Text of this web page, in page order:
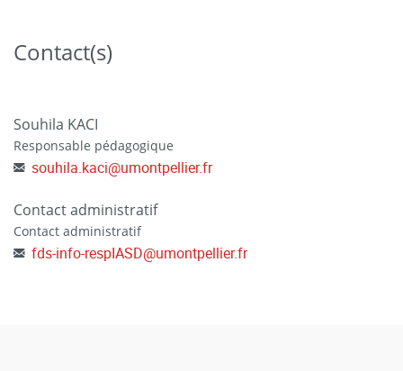
Contact(s)
Souhila KACI
Responsable pédagogique
souhila.kaci@umontpellier.fr
Contact administratif
Contact administratif
fds-info-respIASD@umontpellier.fr